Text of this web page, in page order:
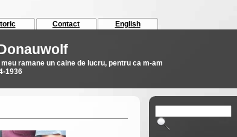
Contact English
ramane un caine de lucru, pentru ca m-am
1936